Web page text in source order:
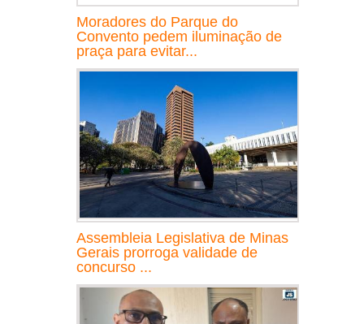
Moradores do Parque do
Convento pedem iluminação de
praça para evitar...
Assembleia Legislativa de Minas
Gerais prorroga validade de
concurso ...